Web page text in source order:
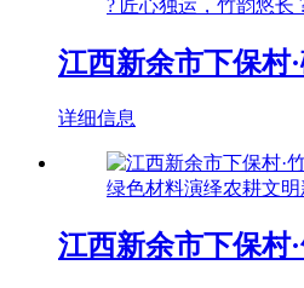
? 匠心独运，竹韵悠长
江西新余市下保村
详细信息
绿色材料演绎农耕文
江西新余市下保村